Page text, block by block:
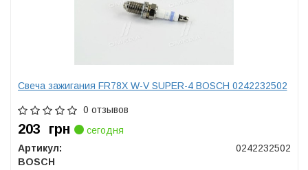
Свеча зажигания FR78X W-V SUPER-4 BOSCH 0242232502
0 отзывов
203 грн
сегодня
Артикул:
0242232502
BOSCH